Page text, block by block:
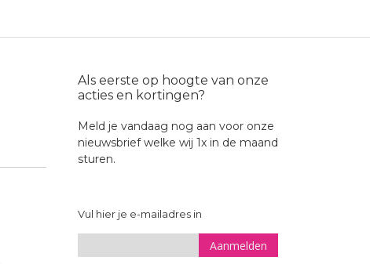
Als eerste op hoogte van onze
acties en kortingen?
Meld je vandaag nog aan voor onze
nieuwsbrief welke wij 1x in de maand
sturen.
Vul hier je e-mailadres in
Aanmelden